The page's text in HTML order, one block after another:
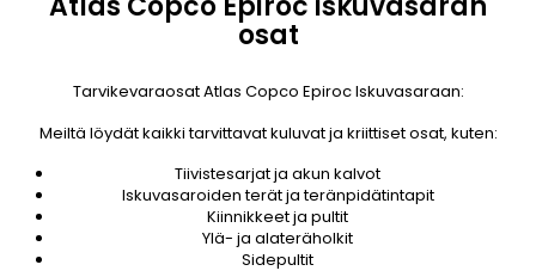
osat
Tarvikevaraosat Atlas Copco Epiroc Iskuvasaraan:
Meiltä löydät kaikki tarvittavat kuluvat ja kriittiset osat, kuten:
Tiivistesarjat ja akun kalvot
Iskuvasaroiden terät ja teränpidätintapit
Kiinnikkeet ja pultit
Ylä- ja alateräholkit
Sidepultit